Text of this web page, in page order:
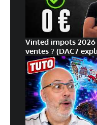
Vinted impots
ventes ? (DAC7